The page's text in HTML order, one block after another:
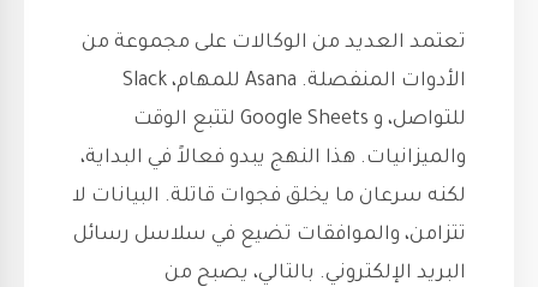
تعتمد العديد من الوكالات على مجموعة من
الأدوات المنفصلة. Asana للمهام، Slack
للتواصل، و Google Sheets لتتبع الوقت
والميزانيات. هذا النهج يبدو فعالاً في البداية،
لكنه سرعان ما يخلق فجوات قاتلة. البيانات لا
تتزامن، والموافقات تضيع في سلاسل رسائل
البريد الإلكتروني. بالتالي، يصبح من